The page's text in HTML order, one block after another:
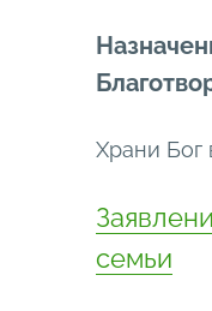
Храни Бог
семьи